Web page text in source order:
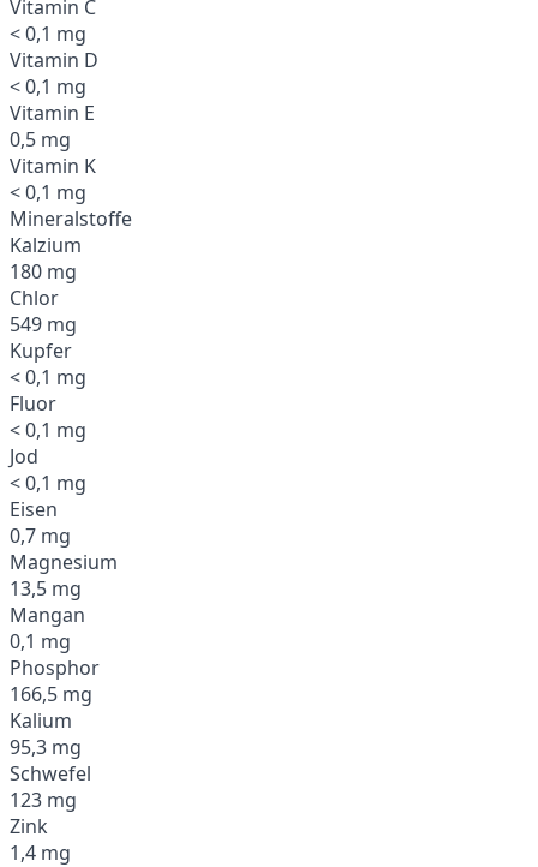
Vitamin C
< 0,1 mg
Vitamin D
< 0,1 mg
Vitamin E
0,5 mg
Vitamin K
< 0,1 mg
Mineralstoffe
Kalzium
180 mg
Chlor
549 mg
Kupfer
< 0,1 mg
Fluor
< 0,1 mg
Jod
< 0,1 mg
Eisen
0,7 mg
Magnesium
13,5 mg
Mangan
0,1 mg
Phosphor
166,5 mg
Kalium
95,3 mg
Schwefel
123 mg
Zink
1,4 mg